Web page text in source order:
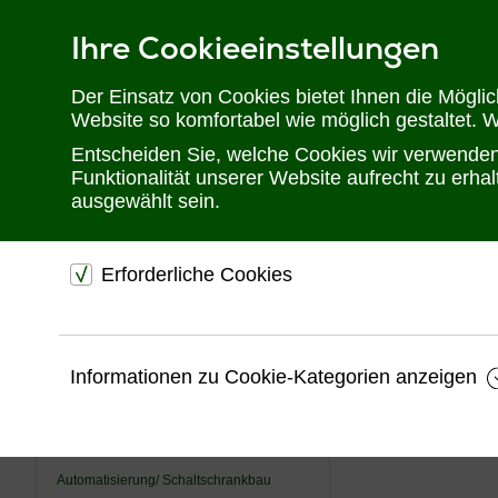
Ihre Cookieeinstellungen
Der Einsatz von Cookies bietet Ihnen die
Website so komfortabel wie möglich gestaltet.
Entscheiden Sie, welche Cookies wir
Funktionalität unserer Website aufrecht zu
ausgewählt sein.
Erforderliche Cookies
Website.
Informationen zu Cookie-Kategorien anzeigen
Telefon: 02302 28 28 30
USV
Automatisierung/ Schaltschrankbau